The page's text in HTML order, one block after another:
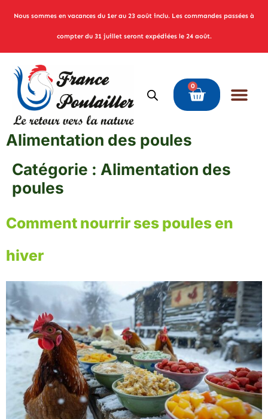
Nous sommes en vacances du 1er au 23 août inclu. Les commandes passées à
compter du 31 juillet seront expédiées le 24 août.
0
Alimentation des poules
Catégorie : Alimentation des
poules
Comment nourrir ses poules en
hiver